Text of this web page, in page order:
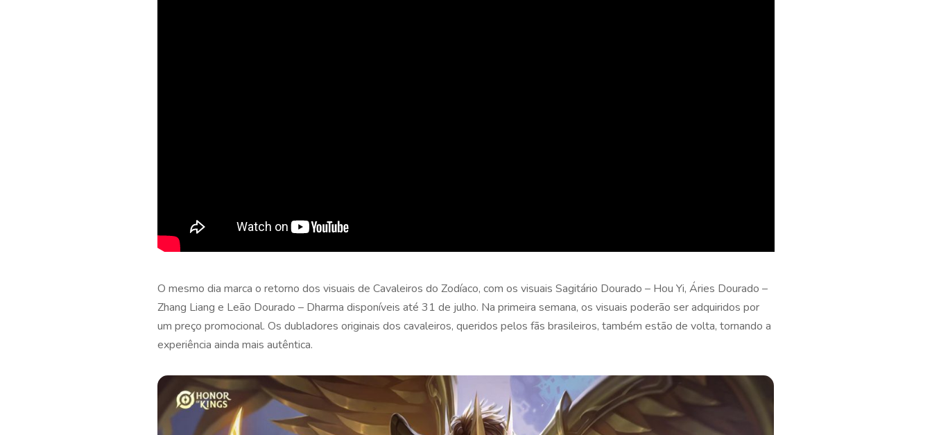
O mesmo dia marca o retorno dos visuais de Cavaleiros do Zodíaco, com os visuais Sagitário Dourado – Hou Yi, Áries Dourado –
Zhang Liang e Leão Dourado – Dharma disponíveis até 31 de julho. Na primeira semana, os visuais poderão ser adquiridos por
um preço promocional. Os dubladores originais dos cavaleiros, queridos pelos fãs brasileiros, também estão de volta, tornando a
experiência ainda mais autêntica.